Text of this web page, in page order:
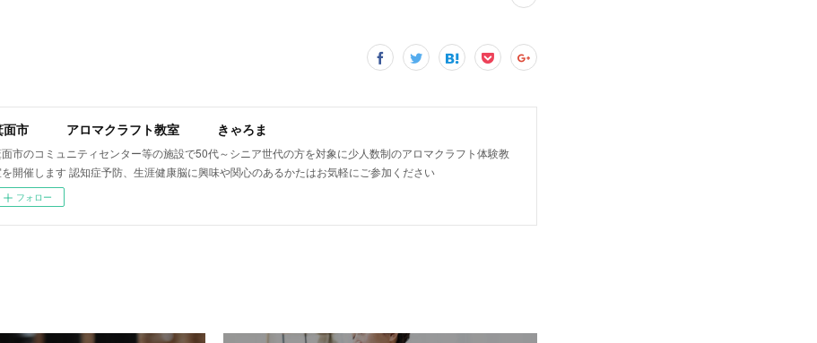
面市 アロマクラフト教室 きゃろま
市のコミュニティセンター等の施設で50代～シニア世代の方を対象に少人数制のアロマクラフト体験教
開催します 認知症予防、生涯健康脳に興味や関心のあるかたはお気軽にご参加ください
フォロー